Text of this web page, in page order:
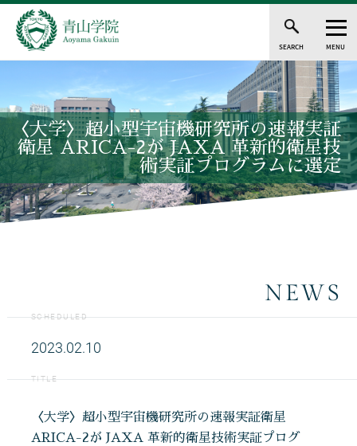
SEARCH MENU
〈大学〉超小型宇宙機研究所の速報実証
衛星 ARICA-2が JAXA 革新的衛星技
術実証プログラムに選定
NEWS
SCHEDULED
2023.02.10
TITLE
〈大学〉超小型宇宙機研究所の速報実証衛星
ARICA-2が JAXA 革新的衛星技術実証プログ